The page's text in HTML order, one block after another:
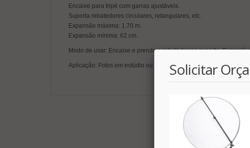
Encaixe para tripé com garras ajustáveis.
Suporta rebatedores circulares, retangulares, etc.
Expansão máxima: 1,70 m.
Expansão mínima: 62 cm.
Modo de usar: Encaixe e prenda o rebatedor no suporte.
Aplicação: Fotos em estúdio ou externas.Solicitar